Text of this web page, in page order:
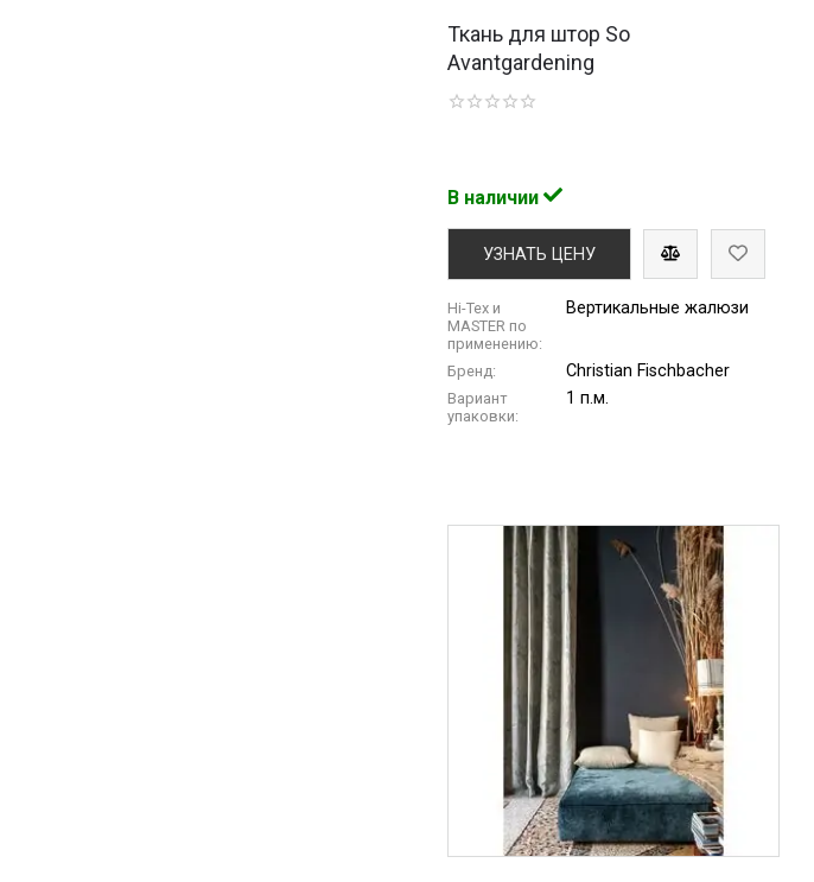
Ткань для штор So
Avantgardening
В наличии
УЗНАТЬ ЦЕНУ
Hi-Tex и
MASTER по
применению:
Вертикальные жалюзи
Бренд: Christian Fischbacher
Вариант
упаковки:
1 п.м.